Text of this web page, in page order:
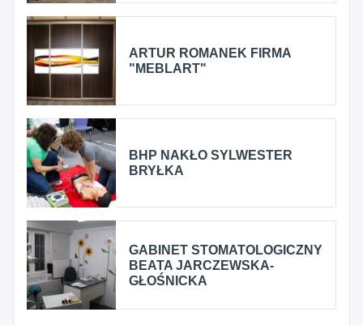
ARTUR ROMANEK FIRMA
"MEBLART"
BHP NAKŁO SYLWESTER
BRYŁKA
GABINET STOMATOLOGICZNY
BEATA JARCZEWSKA-
GŁOŚNICKA